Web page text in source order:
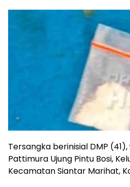
Tersangka berinisial DMP
Pattimura Ujung Pintu Bosi,
Kecamatan Siantar Marihat,